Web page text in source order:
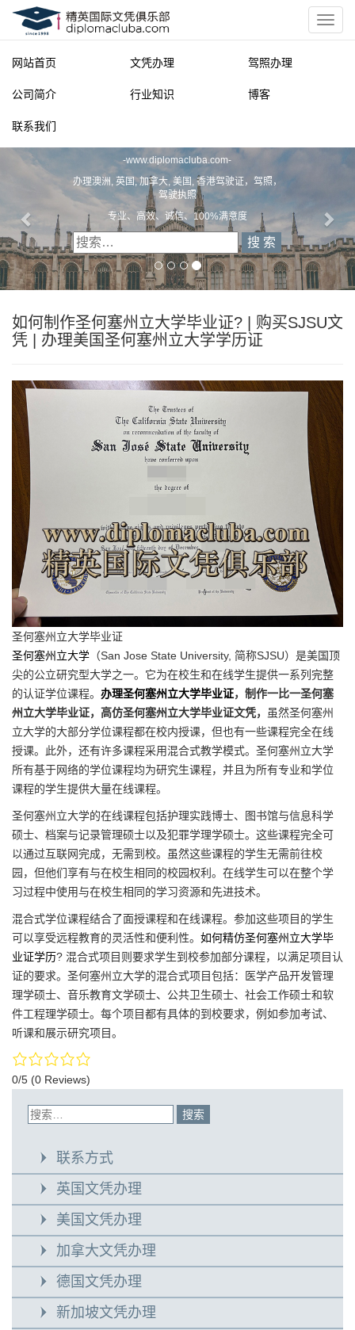
网站首页 文凭办理 驾照办理
公司简介 行业知识 博客
联系我们
-www.diplomacluba.com-
办理澳洲, 英国, 加拿大, 美国, 香港驾驶证，驾照，
驾驶执照
专业、高效、诚信、100%满意度
如何制作圣何塞州立大学毕业证? | 购买SJSU文
凭 | 办理美国圣何塞州立大学学历证
圣何塞州立大学毕业证
圣何塞州立大学 （San Jose State University, 简称SJSU）是美国顶
尖的公立研究型大学之一。它为在校生和在线学生提供一系列完整
的认证学位课程。 办理圣何塞州立大学毕业证，制作一比一圣何塞
州立大学毕业证，高仿圣何塞州立大学毕业证文凭，
虽然圣何塞州
立大学的大部分学位课程都在校内授课，但也有一些课程完全在线
授课。此外，还有许多课程采用混合式教学模式。圣何塞州立大学
所有基于网络的学位课程均为研究生课程，并且为所有专业和学位
课程的学生提供大量在线课程。
圣何塞州立大学的在线课程包括护理实践博士、图书馆与信息科学
硕士、档案与记录管理硕士以及犯罪学理学硕士。这些课程完全可
以通过互联网完成，无需到校。虽然这些课程的学生无需前往校
园，但他们享有与在校生相同的校园权利。在线学生可以在整个学
习过程中使用与在校生相同的学习资源和先进技术。
混合式学位课程结合了面授课程和在线课程。参加这些项目的学生
可以享受远程教育的灵活性和便利性。 如何精仿圣何塞州立大学毕
业证学历? 混合式项目则要求学生到校参加部分课程，以满足项目认
证的要求。圣何塞州立大学的混合式项目包括：医学产品开发管理
理学硕士、音乐教育文学硕士、公共卫生硕士、社会工作硕士和软
件工程理学硕士。每个项目都有具体的到校要求，例如参加考试、
听课和展示研究项目。
0/5 (0 Reviews)
联系方式
英国文凭办理
美国文凭办理
加拿大文凭办理
德国文凭办理
新加坡文凭办理